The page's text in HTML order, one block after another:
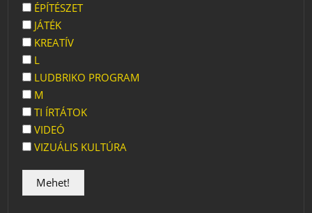
ÉPÍTÉSZET
JÁTÉK
KREATÍV
L
LUDBRIKO PROGRAM
M
TI ÍRTÁTOK
VIDEÓ
VIZUÁLIS KULTÚRA